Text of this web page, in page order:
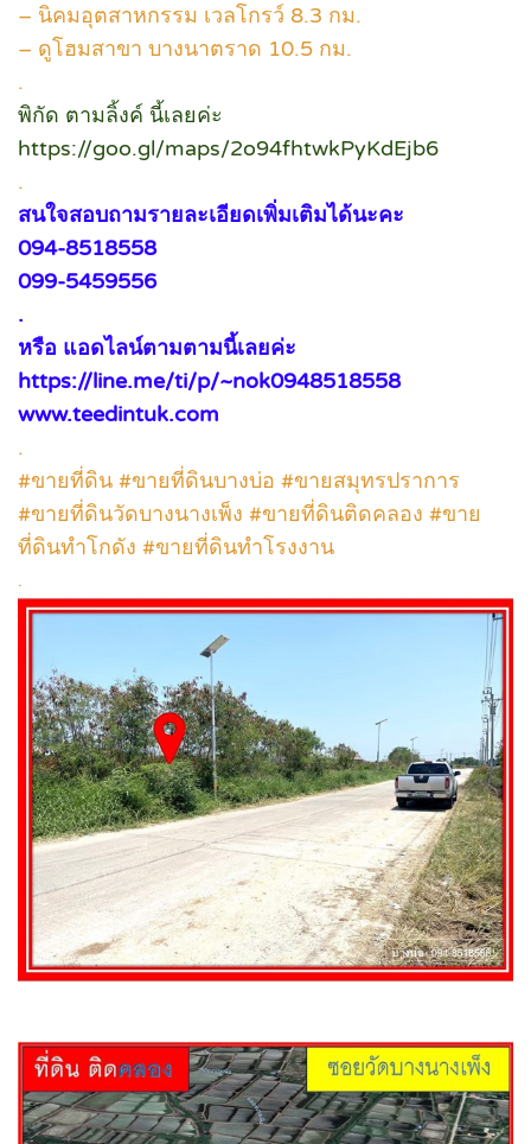
– นิคมอุตสาหกรรม เวลโกรว์ 8.3 กม.
– ดูโฮมสาขา บางนาตราด 10.5 กม.
.
พิกัด ตามลิ้งค์ นี้เลยค่ะ
https://goo.gl/maps/2o94fhtwkPyKdEjb6
.
สนใจสอบถามรายละเอียดเพิ่มเติมได้นะคะ
094-8518558
099-5459556
.
หรือ แอดไลน์ตามตามนี้เลยค่ะ
https://line.me/ti/p/~nok0948518558
www.teedintuk.com
.
#ขายที่ดิน #ขายที่ดินบางบ่อ #ขายสมุทรปราการ
#ขายที่ดินวัดบางนางเพ็ง #ขายที่ดินติดคลอง #ขาย
ที่ดินทำโกดัง #ขายที่ดินทำโรงงาน
.